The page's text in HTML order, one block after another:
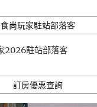
食尚玩家駐站部落客
訂房優惠查詢